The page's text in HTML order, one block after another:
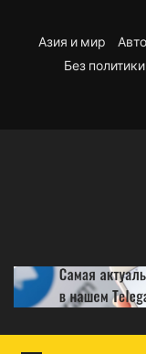
содержимому
Азия и мир
Без политики